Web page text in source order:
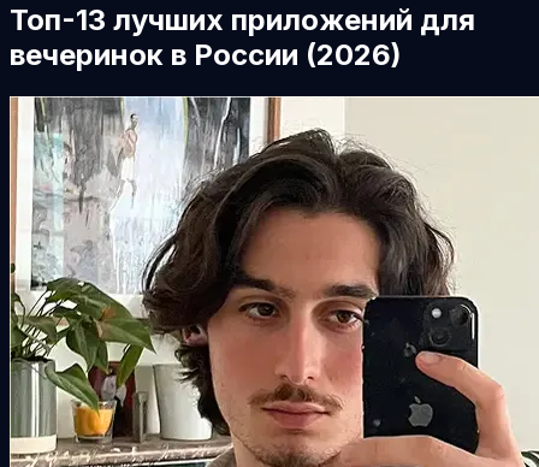
Топ-13 лучших приложений для
вечеринок в России (2026)